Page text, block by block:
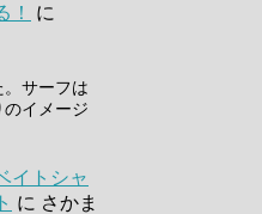
！
に
。サーフは
イメージ
イトシャ
に さかま